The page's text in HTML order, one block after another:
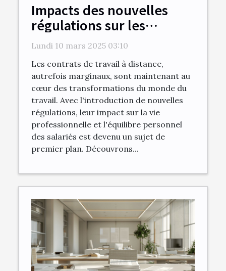
Impacts des nouvelles
régulations sur les
contrats de travail à
Lundi 10 mars 2025 03:10
Les contrats de travail à distance,
autrefois marginaux, sont maintenant au
cœur des transformations du monde du
travail. Avec l'introduction de nouvelles
régulations, leur impact sur la vie
professionnelle et l'équilibre personnel
des salariés est devenu un sujet de
premier plan. Découvrons...